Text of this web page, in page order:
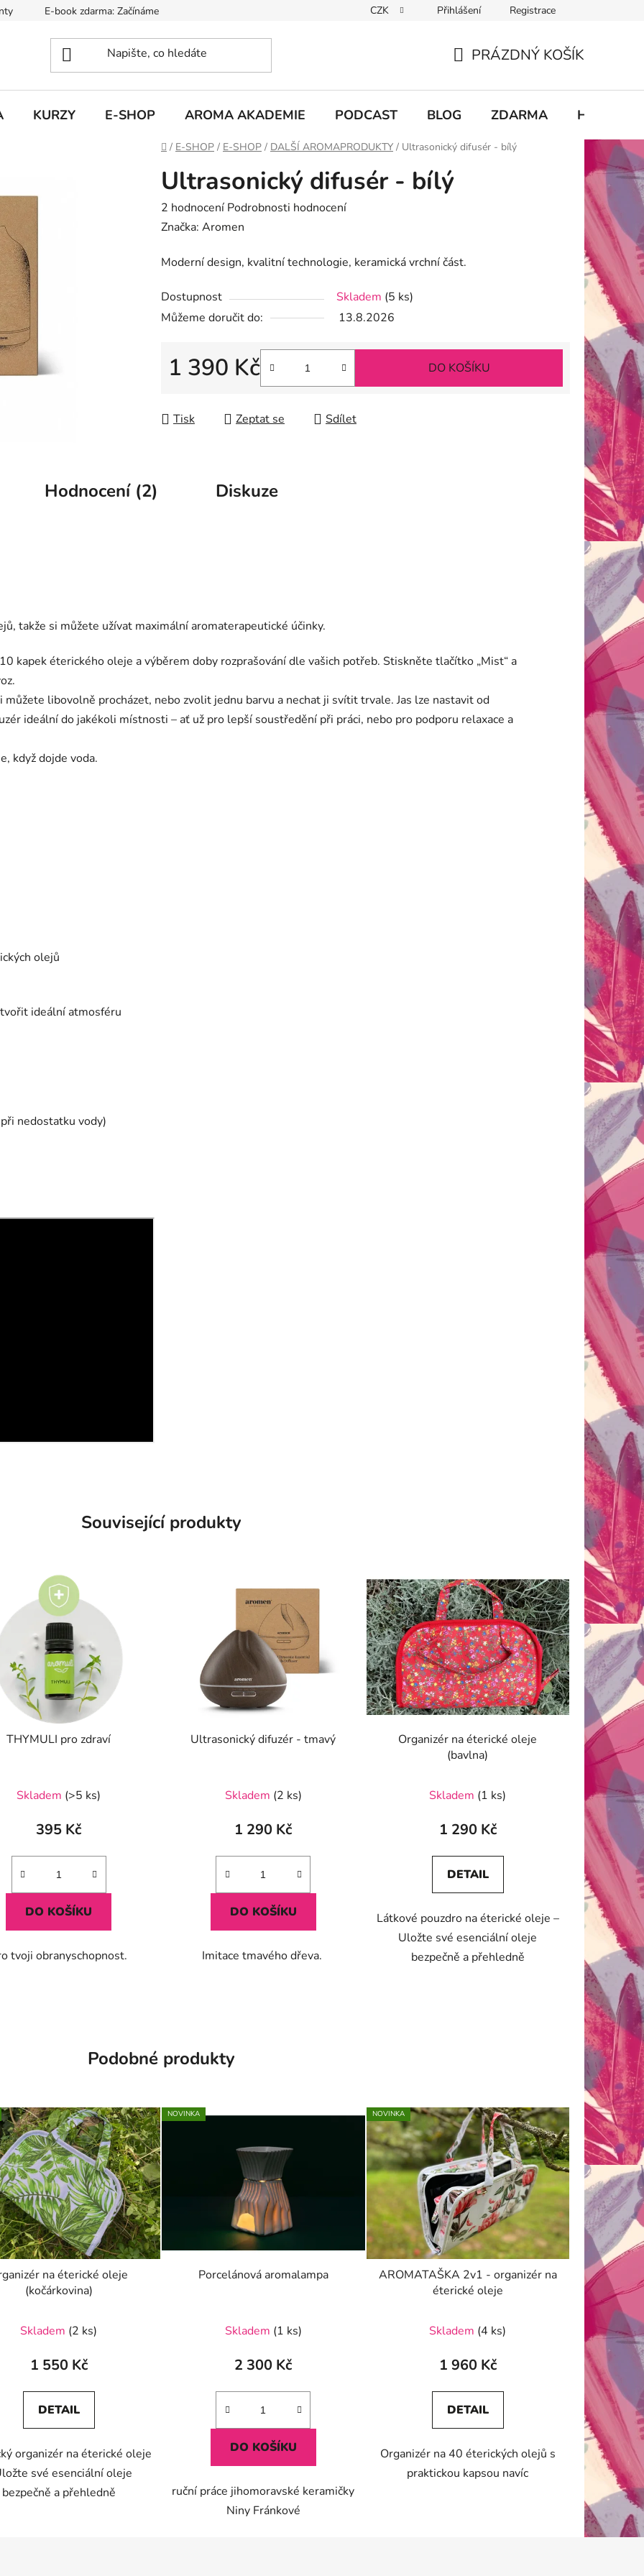
E-book zdarma: Začínáme s aromaterapií CZK Přihlášení Registrace
KOŠÍK
PRÁZDNÝ KOŠÍK
KURZY E-SHOP AROMA AKADEMIE PODCAST BLOG ZDARMA
Domů
/ E-SHOP / E-SHOP / DALŠÍ AROMAPRODUKTY / Ultrasonický difusér - bílý
Ultrasonický difusér - bílý
Průměrné
hodnocení
je
z
5
2 hodnocení Podrobnosti hodnocení
Značka: Aromen
Moderní design, kvalitní technologie, keramická vrchní část.
Dostupnost Skladem (5 ks)
Můžeme doručit do:
13.8.2026
1 390 Kč DO KOŠÍKU
Tisk Zeptat se Sdílet
Hodnocení (2) Diskuze
takže si můžete užívat maximální aromaterapeutické účinky.
kapek éterického oleje a výběrem doby rozprašování dle vašich potřeb. Stiskněte tlačítko „Mist“ a
libovolně procházet, nebo zvolit jednu barvu a nechat ji svítit trvale. Jas lze nastavit od
ideální do jakékoli místnosti – ať už pro lepší soustředění při práci, nebo pro podporu relaxace a
když dojde voda.
olejů
ideální atmosféru
nedostatku vody)
Související produkty
THYMULI pro zdraví
hodnocení
produktu
5,0
z
hvězdiček.
Skladem (>5 ks)
395 Kč
DO KOŠÍKU
tvoji obranyschopnost.
Ultrasonický difuzér - tmavý
Skladem (2 ks)
1 290 Kč
DO KOŠÍKU
Imitace tmavého dřeva.
Organizér na éterické oleje
(bavlna)
Skladem (1 ks)
1 290 Kč
DETAIL
Látkové pouzdro na éterické oleje –
Uložte své esenciální oleje
bezpečně a přehledně
Podobné produkty
na éterické oleje
(kočárkovina)
hodnocení
produktu
5,0
z
hvězdiček.
Skladem (2 ks)
1 550 Kč
DETAIL
organizér na éterické oleje
své esenciální oleje
bezpečně a přehledně
NOVINKA
Porcelánová aromalampa
Skladem (1 ks)
2 300 Kč
DO KOŠÍKU
ruční práce jihomoravské keramičky
Niny Fránkové
NOVINKA
AROMATAŠKA 2v1 - organizér na
éterické oleje
hodnocení
produktu
5,0
z
hvězdiček.
Skladem (4 ks)
1 960 Kč
DETAIL
Organizér na 40 éterických olejů s
praktickou kapsou navíc